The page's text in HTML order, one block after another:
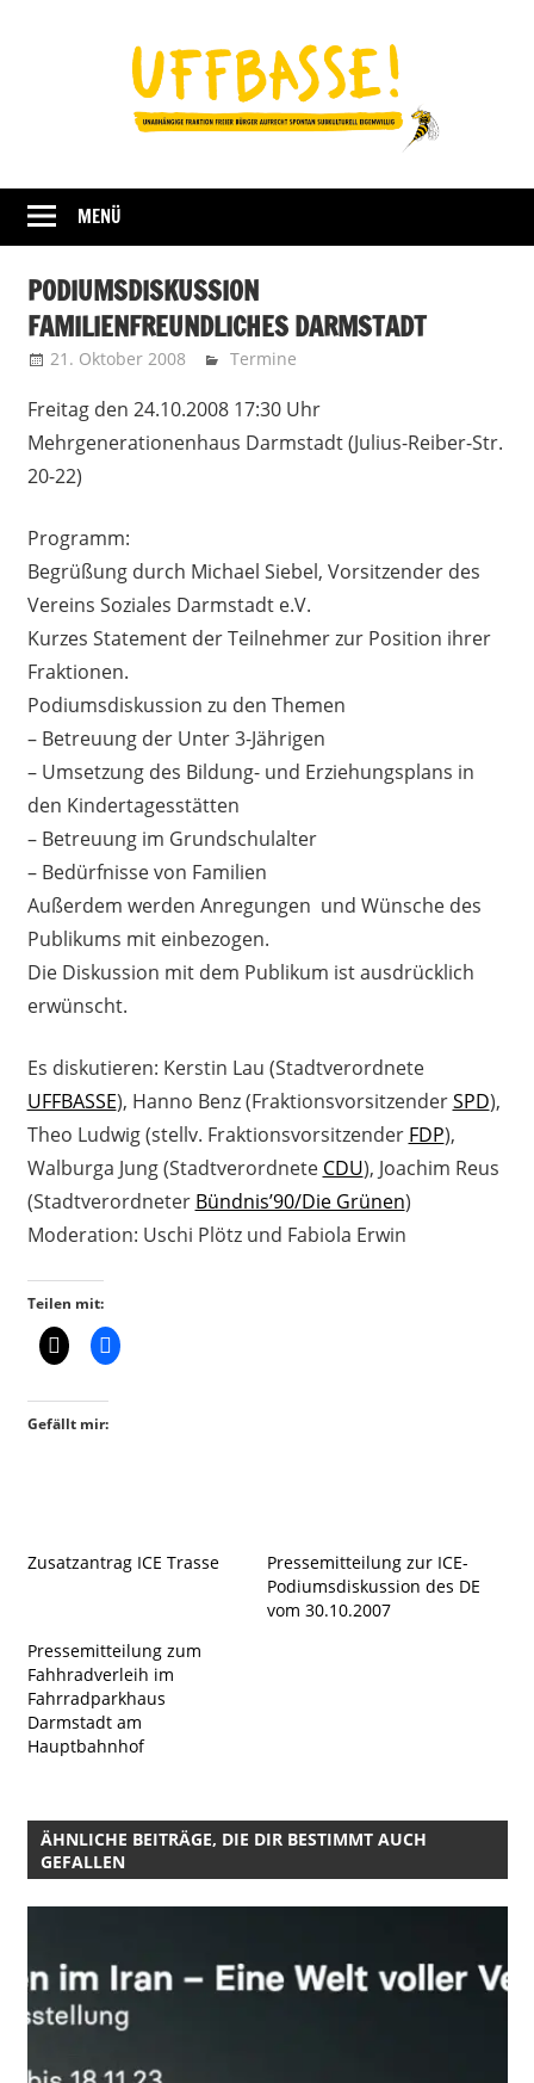
UFFBASSE!
Darmstadt
MENÜ
PODIUMSDISKUSSION
FAMILIENFREUNDLICHES DARMSTADT
21. Oktober 2008 Uffbasse
Termine
Freitag den 24.10.2008 17:30 Uhr
Mehrgenerationenhaus Darmstadt (Julius-Reiber-Str.
20-22)
Programm:
Begrüßung durch Michael Siebel, Vorsitzender des
Vereins Soziales Darmstadt e.V.
Kurzes Statement der Teilnehmer zur Position ihrer
Fraktionen.
Podiumsdiskussion zu den Themen
– Betreuung der Unter 3-Jährigen
– Umsetzung des Bildung- und Erziehungsplans in
den Kindertagesstätten
– Betreuung im Grundschulalter
– Bedürfnisse von Familien
Außerdem werden Anregungen und Wünsche des
Publikums mit einbezogen.
Die Diskussion mit dem Publikum ist ausdrücklich
erwünscht.
Es diskutieren: Kerstin Lau (Stadtverordnete
UFFBASSE), Hanno Benz (FraktionsvorsitzenderSPD),
Theo Ludwig (stellv. Fraktionsvorsitzender FDP),
Walburga Jung (Stadtverordnete CDU), Joachim Reus
(Stadtverordneter Bündnis’90/Die Grünen)
Moderation: Uschi Plötz und Fabiola Erwin
Teilen mit:
Gefällt mir:
Zusatzantrag ICE Trasse
Pressemitteilung zur ICE-
Podiumsdiskussion des DE
vom 30.10.2007
Pressemitteilung zum
Fahhradverleih im
Fahrradparkhaus
Darmstadt am
Hauptbahnhof
ÄHNLICHE BEITRÄGE, DIE DIR BESTIMMT AUCH
GEFALLEN